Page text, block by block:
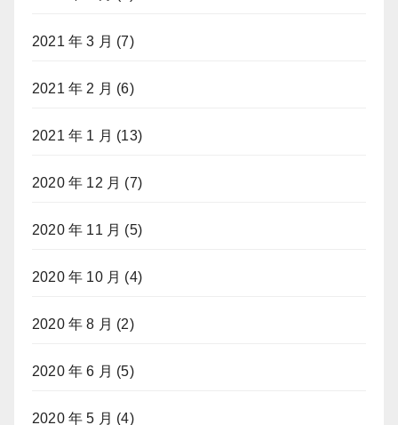
2021 年 3 月 (7)
2021 年 2 月 (6)
2021 年 1 月 (13)
2020 年 12 月 (7)
2020 年 11 月 (5)
2020 年 10 月 (4)
2020 年 8 月 (2)
2020 年 6 月 (5)
2020 年 5 月 (4)